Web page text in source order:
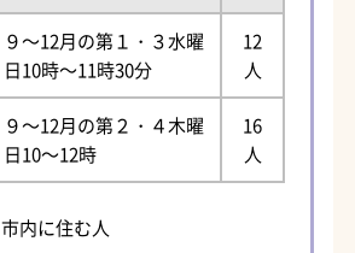
９～12月の第１・３水曜
日10時～11時30分
12
人
９～12月の第２・４木曜
日10～12時
16
人
市内に住む人